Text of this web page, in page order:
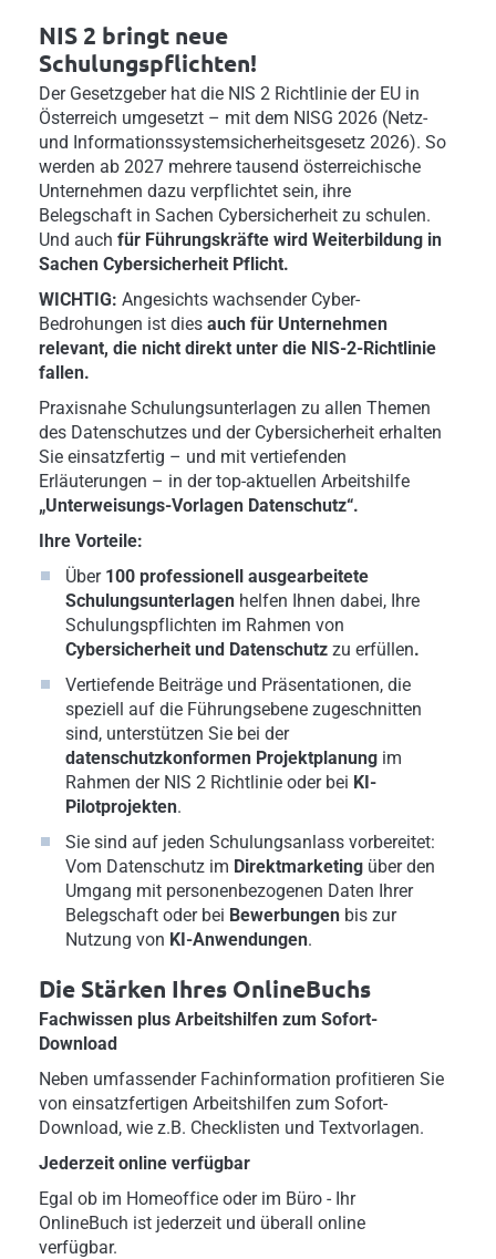
NIS 2 bringt neue
Schulungspflichten!
Der Gesetzgeber hat die NIS 2 Richtlinie der EU in
Österreich umgesetzt – mit dem NISG 2026 (Netz-
und Informationssystemsicherheitsgesetz 2026). So
werden ab 2027 mehrere tausend österreichische
Unternehmen dazu verpflichtet sein, ihre
Belegschaft in Sachen Cybersicherheit zu schulen.
Und auch für Führungskräfte wird Weiterbildung in
Sachen Cybersicherheit Pflicht.
WICHTIG: Angesichts wachsender Cyber-
Bedrohungen ist dies auch für Unternehmen
relevant, die nicht direkt unter die NIS-2-Richtlinie
fallen.
Praxisnahe Schulungsunterlagen zu allen Themen
des Datenschutzes und der Cybersicherheit erhalten
Sie einsatzfertig – und mit vertiefenden
Erläuterungen – in der top-aktuellen Arbeitshilfe
„Unterweisungs-Vorlagen Datenschutz“.
Ihre Vorteile:
Über 100 professionell ausgearbeitete
Schulungsunterlagen helfen Ihnen dabei, Ihre
Schulungspflichten im Rahmen von
Cybersicherheit und Datenschutz zu erfüllen.
Vertiefende Beiträge und Präsentationen, die
speziell auf die Führungsebene zugeschnitten
sind, unterstützen Sie bei der
datenschutzkonformen Projektplanung im
Rahmen der NIS 2 Richtlinie oder bei KI-
Pilotprojekten.
Sie sind auf jeden Schulungsanlass vorbereitet:
Vom Datenschutz im Direktmarketing über den
Umgang mit personenbezogenen Daten Ihrer
Belegschaft oder bei Bewerbungen bis zur
Nutzung von KI-Anwendungen.
Die Stärken Ihres OnlineBuchs
Fachwissen plus Arbeitshilfen zum Sofort-
Download
Neben umfassender Fachinformation profitieren Sie
von einsatzfertigen Arbeitshilfen zum Sofort-
Download, wie z.B. Checklisten und Textvorlagen.
Jederzeit online verfügbar
Egal ob im Homeoffice oder im Büro - Ihr
OnlineBuch ist jederzeit und überall online
verfügbar.